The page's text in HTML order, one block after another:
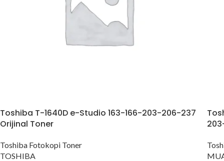
Konica Minolta Yazıcı Toner
Toshiba T-1640D e-Studio 163-166-203-206-237
Orijinal Toner
Toshiba Fotokopi Toner
TOSHIBA